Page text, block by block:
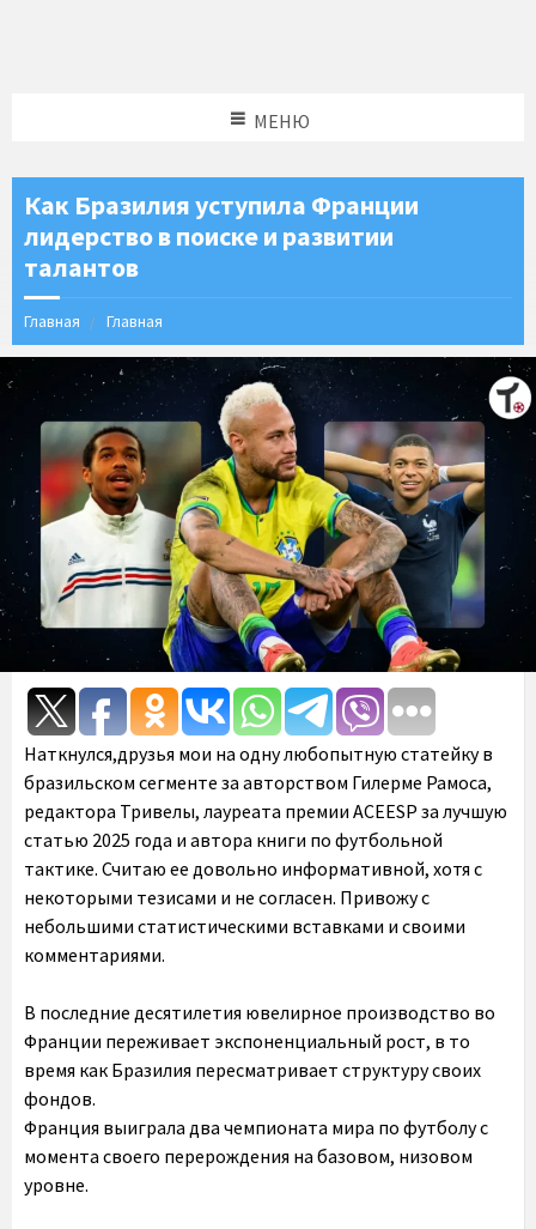
МЕНЮ
Как Бразилия уступила Франции
лидерство в поиске и развитии
талантов
Главная Главная
Наткнулся,друзья мои на одну любопытную статейку в
бразильском сегменте за авторством Гилерме Рамоса,
редактора Тривелы, лауреата премии ACEESP за лучшую
статью 2025 года и автора книги по футбольной
тактике. Считаю ее довольно информативной, хотя с
некоторыми тезисами и не согласен. Привожу с
небольшими статистическими вставками и своими
комментариями.
В последние десятилетия ювелирное производство во
Франции переживает экспоненциальный рост, в то
время как Бразилия пересматривает структуру своих
фондов.
Франция выиграла два чемпионата мира по футболу с
момента своего перерождения на базовом, низовом
уровне.